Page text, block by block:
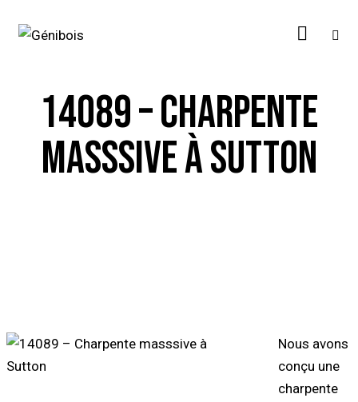
14089 – CHARPENTE
MASSSIVE À SUTTON
Nous avons
conçu une
charpente